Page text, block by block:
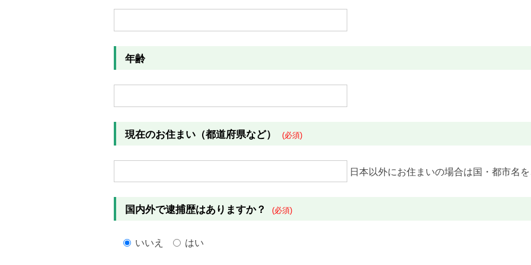
年齢
現在のお住まい（都道府県など） (必須)
日本以外にお住まいの場合は国・都市名を
国内外で逮捕歴はありますか？ (必須)
いいえ はい